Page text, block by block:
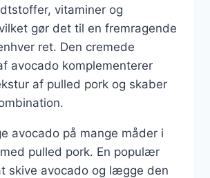
vitaminer og
gør det til en fremragende
ret. Den cremede
avocado komplementerer
af pulled pork og skaber
avocado på mange måder i
pulled pork. En populær
skive avocado og lægge den